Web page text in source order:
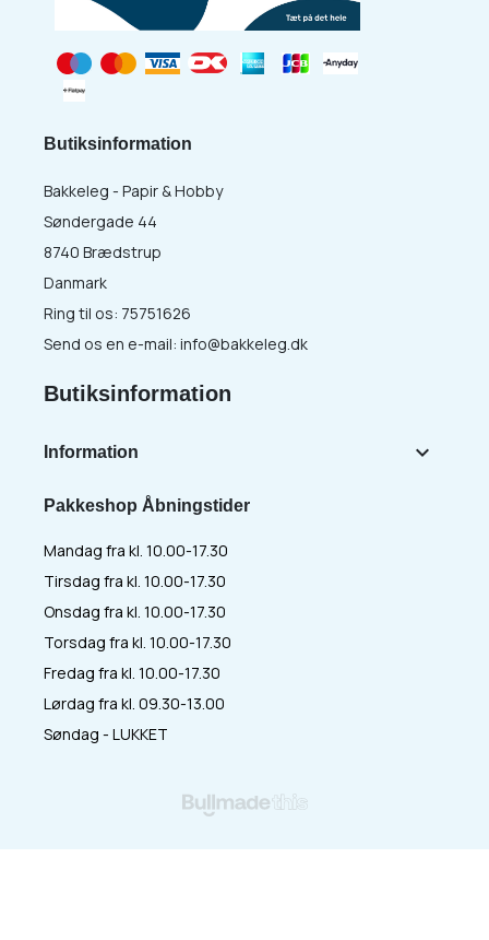
Pakkeshop Åbningstider
Mandag fra kl. 10.00-17.30
Tirsdag fra kl. 10.00-17.30
Onsdag fra kl. 10.00-17.30
Torsdag fra kl. 10.00-17.30
Fredag fra kl. 10.00-17.30
Lørdag fra kl. 09.30-13.00
Søndag - LUKKET
Butiksinformation
Bakkeleg - Papir & Hobby
Søndergade 44
8740 Brædstrup
Danmark
Ring til os: 75751626
Send os en e-mail: info@bakkeleg.dk
Butiksinformation
Information 